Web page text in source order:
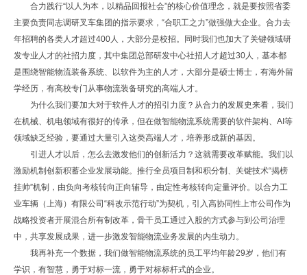
合力践行“以人为本，以精品回报社会”的核心价值理念，就是要按照省委
主要负责同志调研叉车集团的指示要求，“合职工之力”做强做大企业。合力去
年招聘的各类人才超过400人，大部分是校招。同时我们也加大了关键领域研
发专业人才的社招力度，其中集团总部研发中心社招人才超过30人，基本都
是围绕智能物流装备系统、以软件为主的人才，大部分是硕士博士，有海外留
学经历，有高校专门从事物流装备研究的高端人才。
为什么我们要加大对于软件人才的招引力度？从合力的发展史来看，我们
在机械、机电领域有很好的传承，但在做智能物流系统需要的软件架构、AI等
领域缺乏经验，要通过大量引入这类高端人才，培养形成新的基因。
引进人才以后，怎么去激发他们的创新活力？这就需要改革赋能。我们以
激励机制创新积蓄企业发展动能。推行全员项目制和积分制、关键技术“揭榜
挂帅”机制，由负向考核转向正向辅导，由定性考核转向定量评价。以合力工
业车辆（上海）有限公司“科改示范行动”为契机，引入高协同性上市公司作为
战略投资者开展混合所有制改革，骨干员工通过入股的方式参与到公司治理
中，共享发展成果，进一步激发智能物流业务发展的内生动力。
我再补充一个数据，我们做智能物流系统的员工平均年龄29岁，他们有
学识，有智慧，勇于对标一流，勇于对标标杆式的企业。